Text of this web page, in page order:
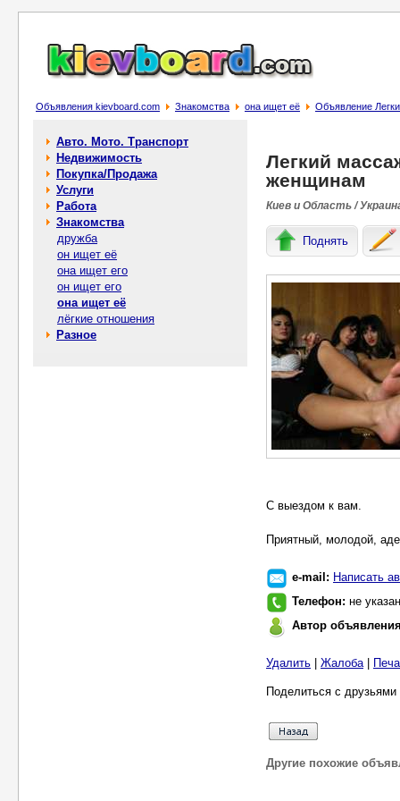
Объявления kievboard.com Знакомства она ищет её Объявление
Авто. Мото. Транспорт
Недвижимость
Покупка/Продажа
Услуги
Работа
Знакомства
дружба
он ищет её
она ищет его
он ищет его
она ищет её
лёгкие отношения
Разное
Легкий
женщинам
Киев и Область /
Поднять
С выездом к вам.
Приятный, молодой,
e-mail: Написать
Телефон: не указан
Автор
Удалить Жалоба|
Поделиться с
Другие похожие